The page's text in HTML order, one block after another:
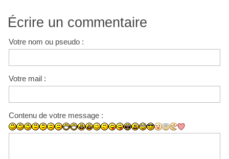
Écrire un commentaire
Votre nom ou pseudo :
Votre mail :
Contenu de votre message :